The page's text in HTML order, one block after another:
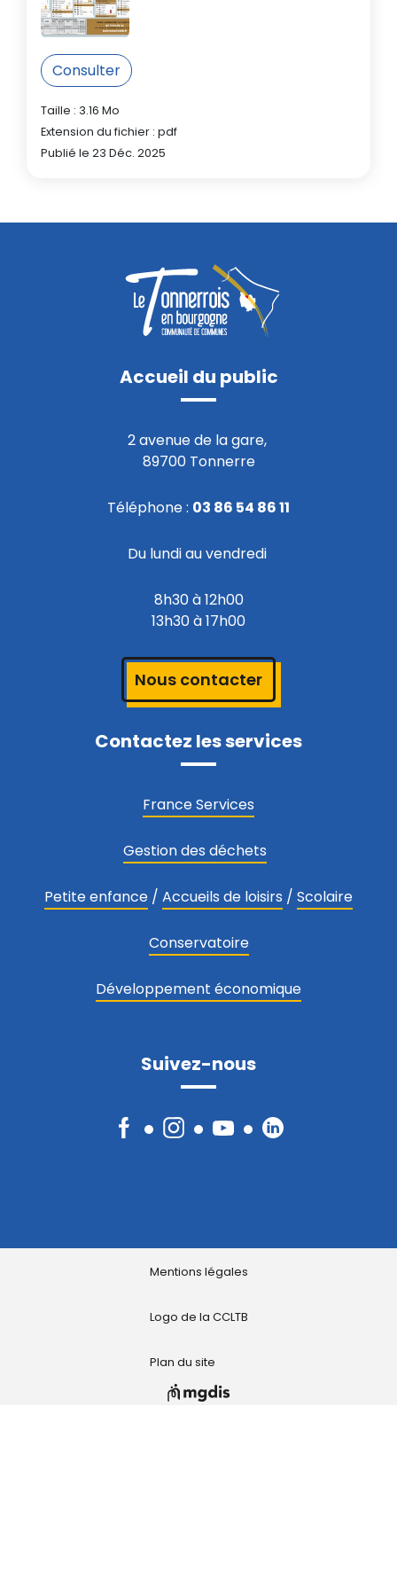
Consulter
Taille : 3.16 Mo
Extension du fichier : pdf
Publié le 23 Déc. 2025
Accueil du public
2 avenue de la gare,
89700 Tonnerre
Téléphone : 03 86 54 86 11
Du lundi au vendredi
8h30 à 12h00
13h30 à 17h00
Nous contacter
Contactez les services
France Services
Gestion des déchets
Petite enfance / Accueils de loisirs / Scolaire
Conservatoire
Développement économique
Suivez-nous
FacebookInstagramYouTubeLinkedIn
Mentions légales
Logo de la CCLTB
Plan du site